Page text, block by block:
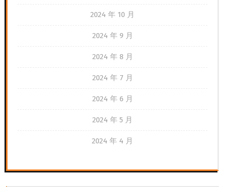
2024 年 10 月
2024 年 9 月
2024 年 8 月
2024 年 7 月
2024 年 6 月
2024 年 5 月
2024 年 4 月